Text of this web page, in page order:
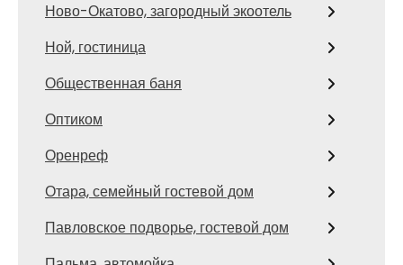
Ново-Окатово, загородный экоотель
Ной, гостиница
Общественная баня
Оптиком
Оренреф
Отара, семейный гостевой дом
Павловское подворье, гостевой дом